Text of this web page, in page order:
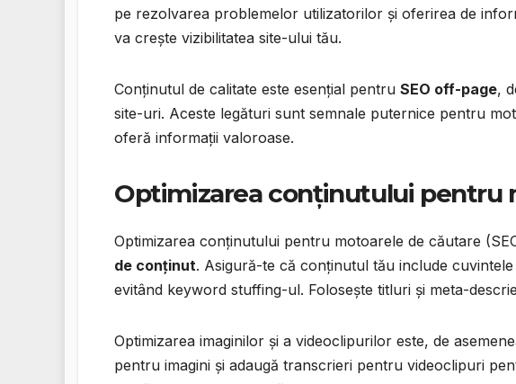
pe rezolvarea problemelor utilizatorilor și oferirea de
va crește vizibilitatea site-ului tău.
Conținutul de calitate este esențial pentru SEO off-page,
site-uri. Aceste legături sunt semnale puternice pentru
oferă informații valoroase.
Optimizarea conținutului pentru
Optimizarea conținutului pentru motoarele de căutare
de conținut. Asigură-te că conținutul tău include
evitând keyword stuffing-ul. Folosește titluri și meta-
Optimizarea imaginilor și a videoclipurilor este, de
pentru imagini și adaugă transcrieri pentru videoclipuri